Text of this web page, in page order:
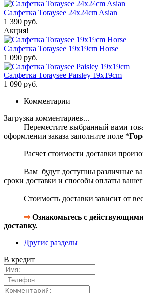
Салфетка Toraysee 24x24cm Asian
1 390 руб.
Акция!
Салфетка Toraysee 19x19cm Horse
1 090 руб.
Салфетка Toraysee Paisley 19x19cm
1 090 руб.
Комментарии
Загрузка комментариев...
Переместите выбранный вами
оформлении заказа заполните поле *
Расчет стоимости доставки
Вам будут доступны различные
сроки доставки и способы оплаты
Стоимость доставки зависит от
⇒Ознакомьтесь с действующими
доставку.
Другие разделы
В кредит